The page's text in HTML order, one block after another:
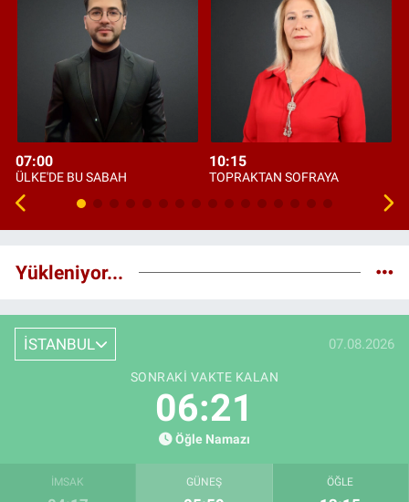
07:00
ÜLKE'DE BU SABAH
10:15
TOPRAKTAN SOFRAYA
Yükleniyor...
İSTANBUL 07.08.2026
SONRAKI VAKTE KALAN
06:20
Öğle Namazı
İMSAK GÜNEŞ ÖĞLE